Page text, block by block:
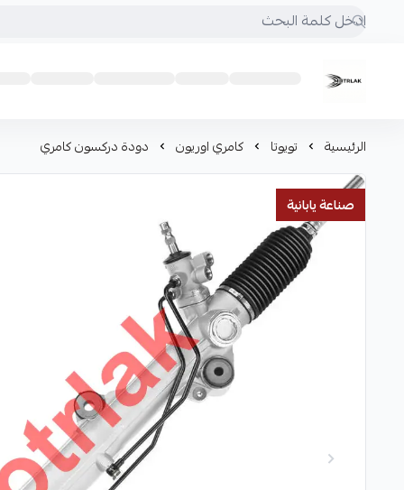
Motrlak
الرئيسية تويوتا كامري اوريون دودة دركسون كامري
صناعة يابانية